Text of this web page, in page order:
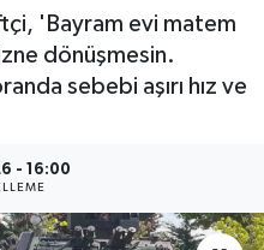
'Bayram evi matem
dönüşmesin.
sebebi aşırı hız ve
- 16:00